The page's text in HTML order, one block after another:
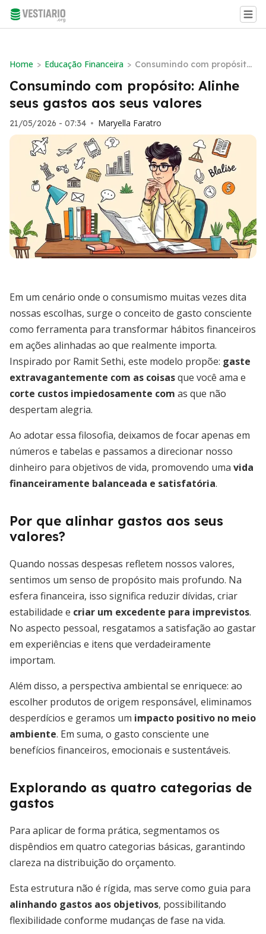
Home > Educação Financeira > Consumindo com propósito:
Alinhe seus gastos aos seus
valores
Consumindo com propósito: Alinhe
seus gastos aos seus valores
21/05/2026 - 07:34 • Maryella Faratro
Em um cenário onde o consumismo muitas vezes dita
nossas escolhas, surge o conceito de gasto consciente
como ferramenta para transformar hábitos financeiros
em ações alinhadas ao que realmente importa.
Inspirado por Ramit Sethi, este modelo propõe: gaste
extravagantemente com as coisasque você ama e
corte custos impiedosamente com as que não
despertam alegria.
Ao adotar essa filosofia, deixamos de focar apenas em
números e tabelas e passamos a direcionar nosso
dinheiro para objetivos de vida, promovendo uma vida
financeiramente balanceada e satisfatória.
Por que alinhar gastos aos seus
valores?
Quando nossas despesas refletem nossos valores,
sentimos um senso de propósito mais profundo. Na
esfera financeira, isso significa reduzir dívidas, criar
estabilidade e criar um excedente para imprevistos.
No aspecto pessoal, resgatamos a satisfação ao gastar
em experiências e itens que verdadeiramente
importam.
Além disso, a perspectiva ambiental se enriquece: ao
escolher produtos de origem responsável, eliminamos
desperdícios e geramos um impacto positivo no meio
ambiente. Em suma, o gasto consciente une
benefícios financeiros, emocionais e sustentáveis.
Explorando as quatro categorias de
gastos
Para aplicar de forma prática, segmentamos os
dispêndios em quatro categorias básicas, garantindo
clareza na distribuição do orçamento.
Esta estrutura não é rígida, mas serve como guia para
alinhando gastos aos objetivos, possibilitando
flexibilidade conforme mudanças de fase na vida.